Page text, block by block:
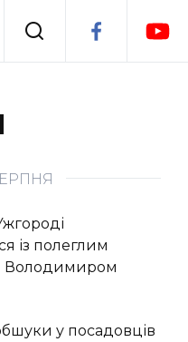
із полеглим
Володимиром
у посадовців